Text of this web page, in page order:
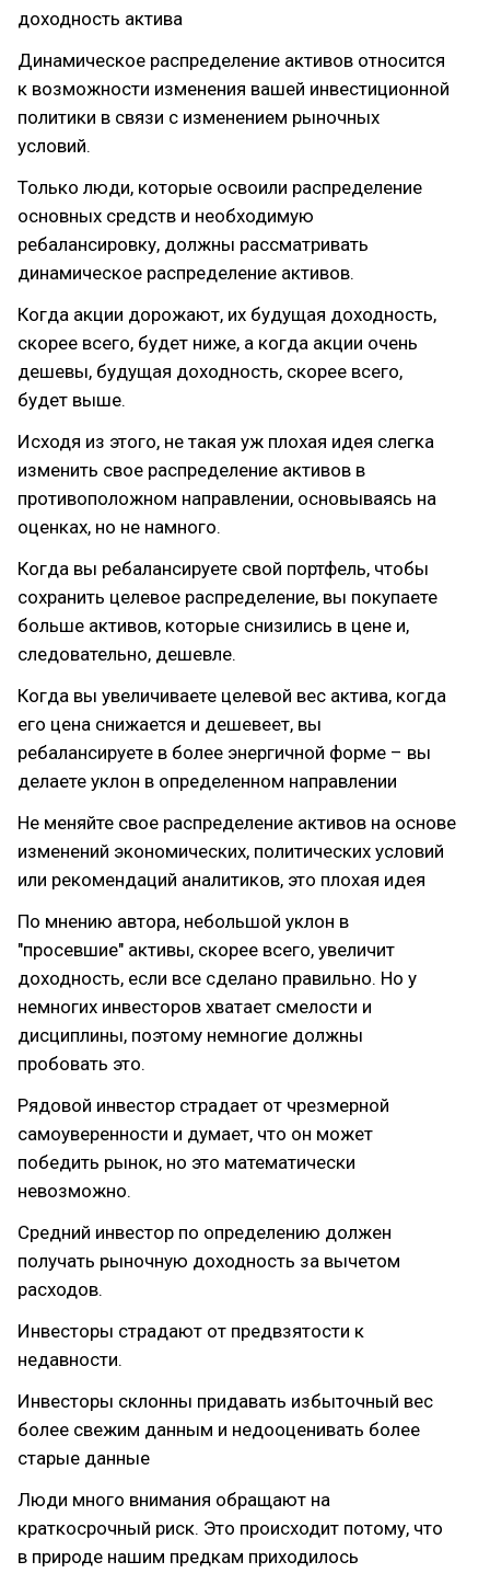
доходность актива
Динамическое распределение активов относится
к возможности изменения вашей инвестиционной
политики в связи с изменением рыночных
условий.
Только люди, которые освоили распределение
основных средств и необходимую
ребалансировку, должны рассматривать
динамическое распределение активов.
Когда акции дорожают, их будущая доходность,
скорее всего, будет ниже, а когда акции очень
дешевы, будущая доходность, скорее всего,
будет выше.
Исходя из этого, не такая уж плохая идея слегка
изменить свое распределение активов в
противоположном направлении, основываясь на
оценках, но не намного.
Когда вы ребалансируете свой портфель, чтобы
сохранить целевое распределение, вы покупаете
больше активов, которые снизились в цене и,
следовательно, дешевле.
Когда вы увеличиваете целевой вес актива, когда
его цена снижается и дешевеет, вы
ребалансируете в более энергичной форме – вы
делаете уклон в определенном направлении
Не меняйте свое распределение активов на основе
изменений экономических, политических условий
или рекомендаций аналитиков, это плохая идея
По мнению автора, небольшой уклон в
"просевшие" активы, скорее всего, увеличит
доходность, если все сделано правильно. Но у
немногих инвесторов хватает смелости и
дисциплины, поэтому немногие должны
пробовать это.
Рядовой инвестор страдает от чрезмерной
самоуверенности и думает, что он может
победить рынок, но это математически
невозможно.
Средний инвестор по определению должен
получать рыночную доходность за вычетом
расходов.
Инвесторы страдают от предвзятости к
недавности.
Инвесторы склонны придавать избыточный вес
более свежим данным и недооценивать более
старые данные
Люди много внимания обращают на
краткосрочный риск. Это происходит потому, что
в природе нашим предкам приходилось